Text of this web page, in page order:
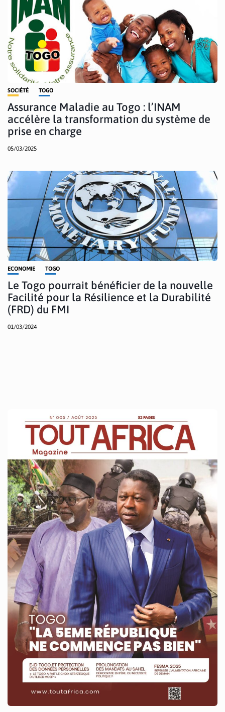
SOCIÉTÉ TOGO
Assurance Maladie au Togo : l’INAM
accélère la transformation du système de
prise en charge
05/03/2025
ECONOMIE TOGO
Le Togo pourrait bénéficier de la nouvelle
Facilité pour la Résilience et la Durabilité
(FRD) du FMI
01/03/2024